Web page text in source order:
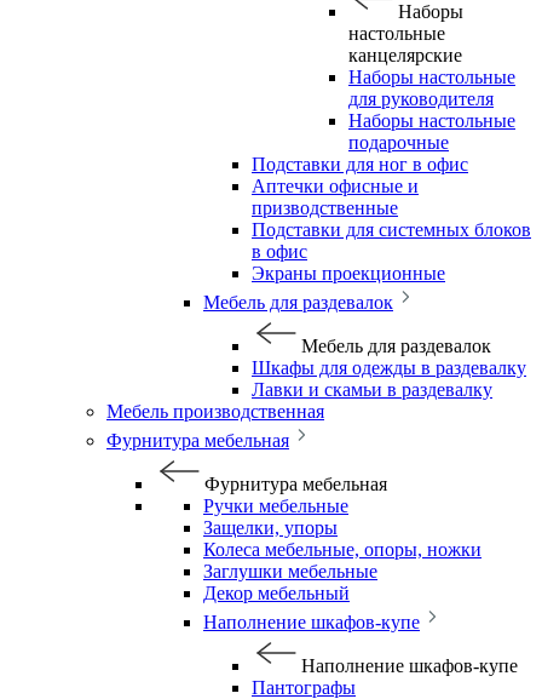
Наборы
настольные
канцелярские
Наборы настольные
для руководителя
Наборы настольные
подарочные
Подставки для ног в офис
Аптечки офисные и
призводственные
Подставки для системных блоков
в офис
Экраны проекционные
Мебель для раздевалок
Мебель для раздевалок
Шкафы для одежды в раздевалку
Лавки и скамьи в раздевалку
Мебель производственная
Фурнитура мебельная
Фурнитура мебельная
Ручки мебельные
Защелки, упоры
Колеса мебельные, опоры, ножки
Заглушки мебельные
Декор мебельный
Наполнение шкафов-купе
Наполнение шкафов-купе
Пантографы